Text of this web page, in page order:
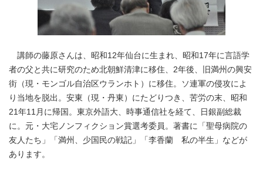
講師の藤原さんは、昭和12年仙台に生まれ、昭和17年に言語学
者の父と共に研究のため北朝鮮清津に移住、2年後、旧満州の興安
街（現・モンゴル自治区ウランホト）に移住。ソ連軍の侵攻によ
り当地を脱出。安東（現・丹東）にたどりつき、苦労の末、昭和
21年11月に帰国。東京外語大、時事通信社を経て、日銀副総裁
に。元・大宅ノンフィクション賞選考委員。著書に「聖母病院の
友人たち」「満州、少国民の戦記」「李香蘭 私の半生」などが
あります。